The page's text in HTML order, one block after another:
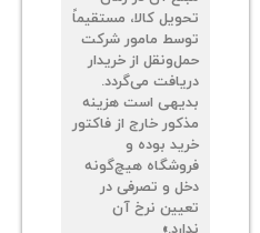
کالا، مستقیماً
مامور شرکت
از خریدار
می‌گردد.
است هزینه
خارج از فاکتور
هیچ‌گونه
و تصرفی در